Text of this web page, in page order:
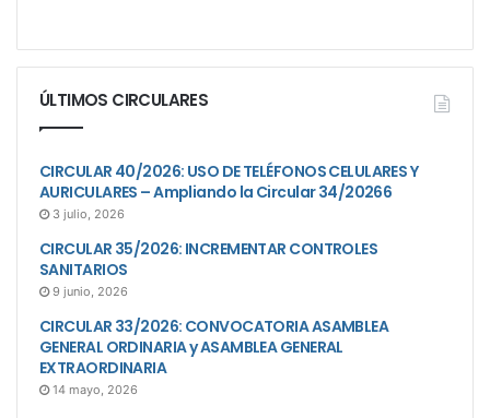
ÚLTIMOS CIRCULARES
CIRCULAR 40/2026: USO DE TELÉFONOS CELULARES Y
AURICULARES – Ampliando la Circular 34/20266
3 julio, 2026
CIRCULAR 35/2026: INCREMENTAR CONTROLES
SANITARIOS
9 junio, 2026
CIRCULAR 33/2026: CONVOCATORIA ASAMBLEA
GENERAL ORDINARIA y ASAMBLEA GENERAL
EXTRAORDINARIA
14 mayo, 2026